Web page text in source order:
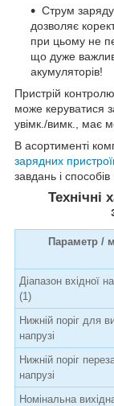
Струм
дозволяє
при цьому не
що дуже
акумуляторів!
Пристрій
може керуватися
увімк./вимк., має
В асортименті
зарядних
завдань і
Технічні
Параметр /
Діапазон вхідної
(1)
Нижній поріг для
напрузі
Нижній поріг
напрузі
Номінальна